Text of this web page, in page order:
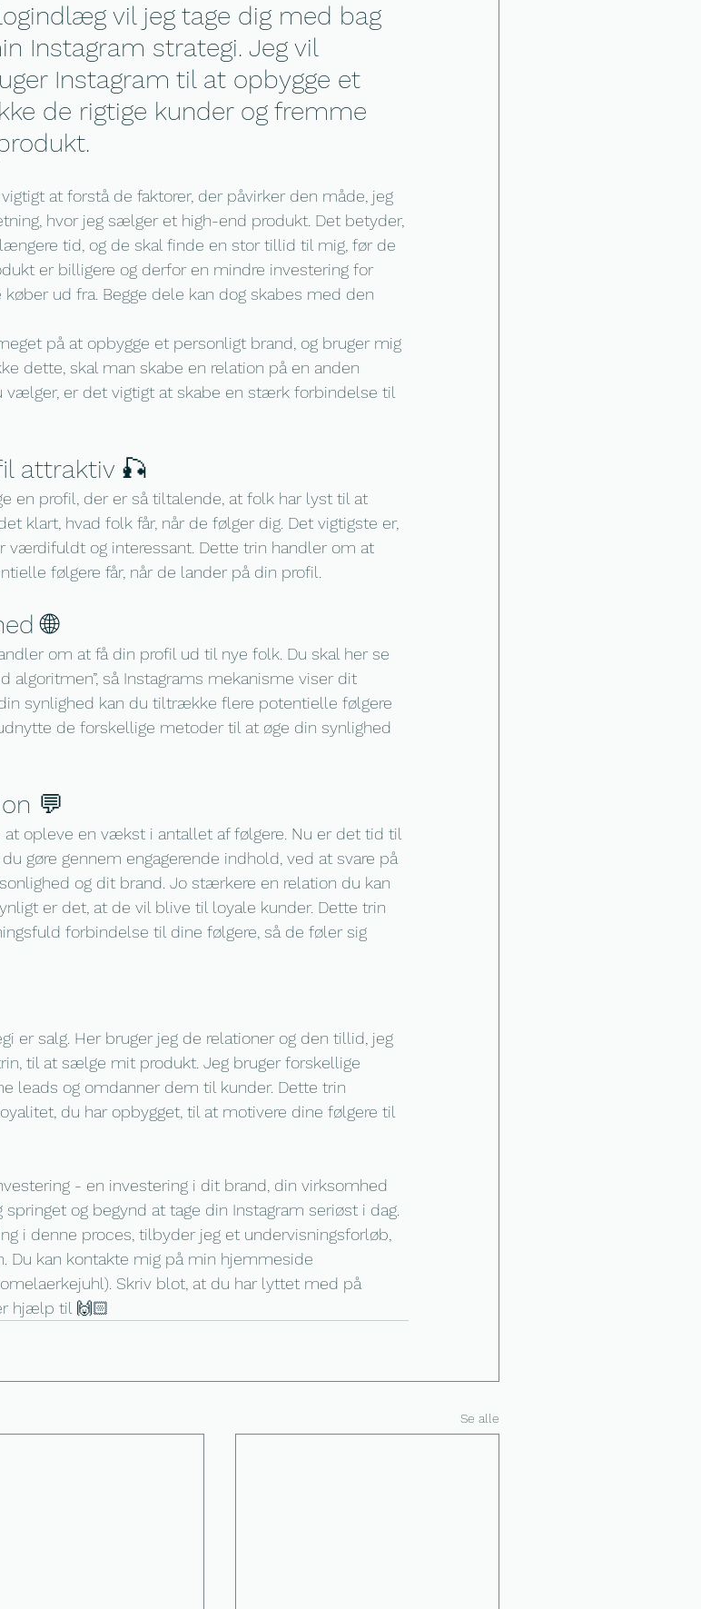
vil jeg tage dig med bag
Instagram strategi. Jeg vil
Instagram til at opbygge et
de rigtige kunder og fremme
at forstå de faktorer, der påvirker den måde, jeg
hvor jeg sælger et high-end produkt. Det betyder,
tid, og de skal finde en stor tillid til mig, før de
er billigere og derfor en mindre investering for
ud fra. Begge dele kan dog skabes med den
på at opbygge et personligt brand, og bruger mig
dette, skal man skabe en relation på en anden
vælger, er det vigtigt at skabe en stærk forbindelse til
attraktiv 🎣
en profil, der er så tiltalende, at folk har lyst til at
klart, hvad folk får, når de følger dig. Det vigtigste er,
værdifuldt og interessant. Dette trin handler om at
følgere får, når de lander på din profil.
🌐
om at få din profil ud til nye folk. Du skal her se
algoritmen”, så Instagrams mekanisme viser dit
synlighed kan du tiltrække flere potentielle følgere
de forskellige metoder til at øge din synlighed
💬
opleve en vækst i antallet af følgere. Nu er det tid til
gøre gennem engagerende indhold, ved at svare på
og dit brand. Jo stærkere en relation du kan
er det, at de vil blive til loyale kunder. Dette trin
forbindelse til dine følgere, så de føler sig
er salg. Her bruger jeg de relationer og den tillid, jeg
til at sælge mit produkt. Jeg bruger forskellige
leads og omdanner dem til kunder. Dette trin
du har opbygget, til at motivere dine følgere til
- en investering i dit brand, din virksomhed
og begynd at tage din Instagram seriøst i dag.
i denne proces, tilbyder jeg et undervisningsforløb,
Du kan kontakte mig på min hjemmeside
Skriv blot, at du har lyttet med på
hjælp til 🙌🏻
Se alle